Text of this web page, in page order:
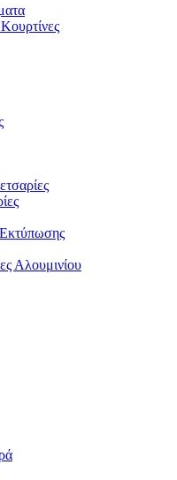
Αλουμινίου